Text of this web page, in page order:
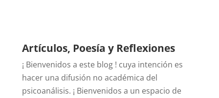
Artículos, Poesía y Reflexiones
¡ Bienvenidos a este blog ! cuya intención es
hacer una difusión no académica del
psicoanálisis. ¡ Bienvenidos a un espacio de